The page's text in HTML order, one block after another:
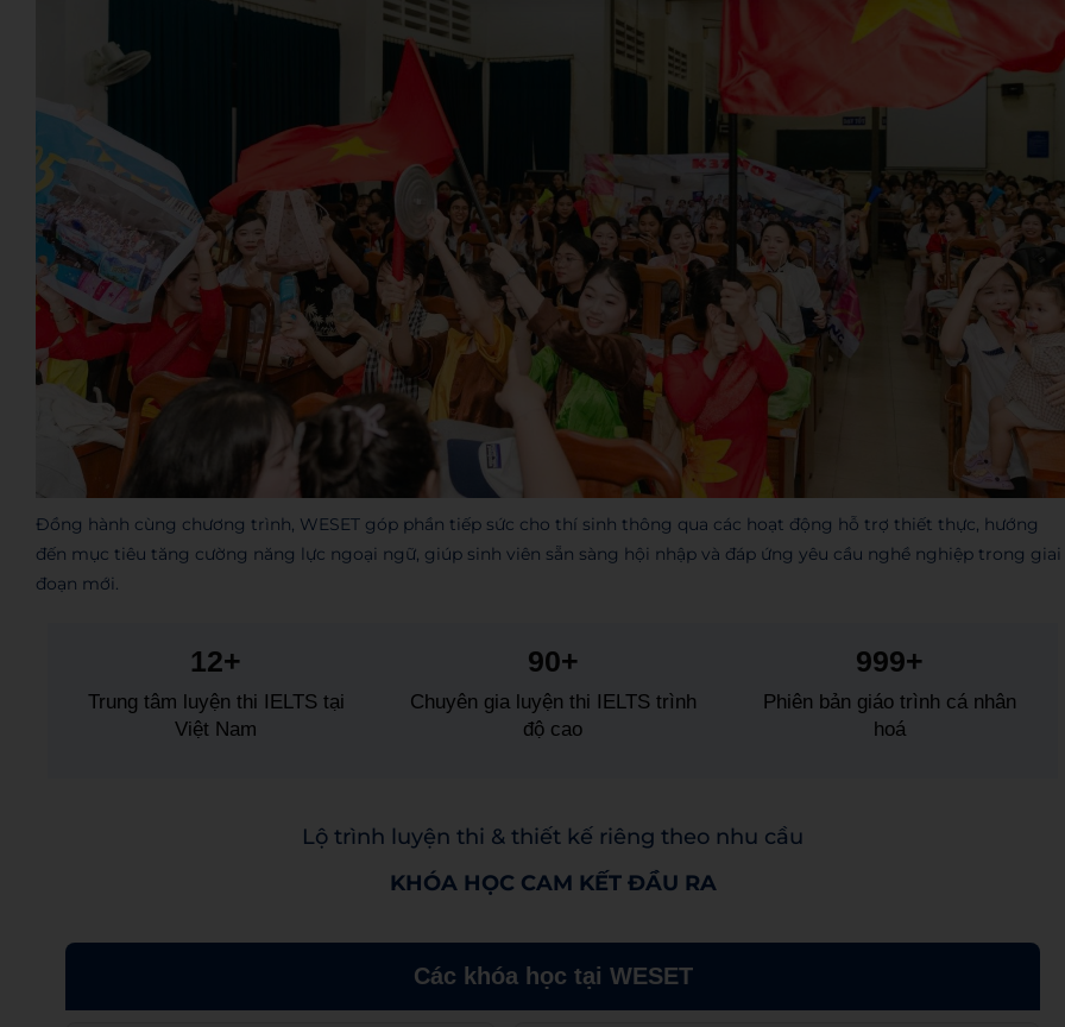
Đồng hành cùng chương trình, WESET góp phần tiếp sức cho thí sinh thông qua các hoạt động hỗ trợ thiết thực, hướng
đến mục tiêu tăng cường năng lực ngoại ngữ, giúp sinh viên sẵn sàng hội nhập và đáp ứng yêu cầu nghề nghiệp trong giai
đoạn mới.
12+
Trung tâm luyện thi IELTS tại
Việt Nam
90+
Chuyên gia luyện thi IELTS trình
độ cao
999+
Phiên bản giáo trình cá nhân
hoá
Lộ trình luyện thi & thiết kế riêng theo nhu cầu
KHÓA HỌC CAM KẾT ĐẦU RA
Các khóa học tại WESET